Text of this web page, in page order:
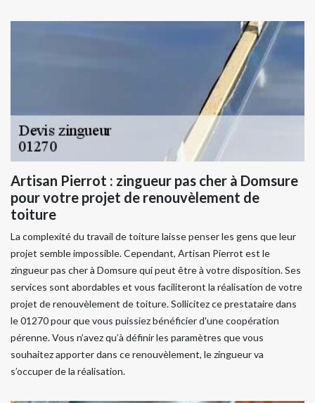
Artisan Pierrot : zingueur pas cher à Domsure
pour votre projet de renouvèlement de
toiture
La complexité du travail de toiture laisse penser les gens que leur
projet semble impossible. Cependant, Artisan Pierrot est le
zingueur pas cher à Domsure qui peut être à votre disposition. Ses
services sont abordables et vous faciliteront la réalisation de votre
projet de renouvèlement de toiture. Sollicitez ce prestataire dans
le 01270 pour que vous puissiez bénéficier d'une coopération
pérenne. Vous n’avez qu’à définir les paramètres que vous
souhaitez apporter dans ce renouvèlement, le zingueur va
s’occuper de la réalisation.